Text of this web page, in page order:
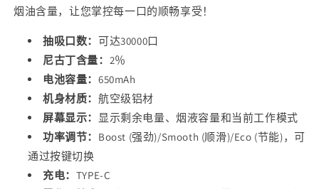
率
调
智
能
液
晶
显
示
电
率
调
智
能
液
晶
显
电
烟油含量，让您掌控每一口的顺畅享受！
抽吸口数： 可达30000口
尼古丁含量： 2％
电池容量： 650mAh
机身材质： 航空级铝材
屏幕显示：
显示剩余电量、烟液容量和当前工作模式
功率调节： Boost (强劲)/Smooth (顺滑)/Eco (节能)，可
通过按键切换
充电： TYPE-C